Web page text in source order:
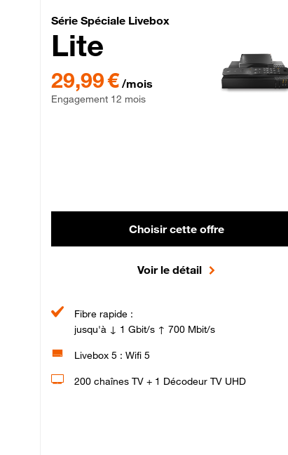
Série Spéciale
Série Spéciale Livebox
Lite
29,99 € par mois , Engagement 12 mois
29,99 € /mois
Engagement 12 mois
Choisir cette offre
Voir le détail
Fibre rapide :
jusqu'à ↓ 1 Gbit/s ↑ 700 Mbit/s
Livebox 5 : Wifi 5
200 chaînes TV + 1 Décodeur TV UHD